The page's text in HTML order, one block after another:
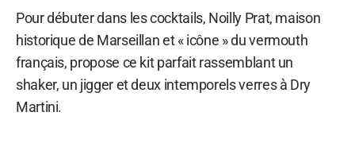
Pour débuter dans les cocktails, Noilly Prat, maison
historique de Marseillan et « icône » du vermouth
français, propose ce kit parfait rassemblant un
shaker, un jigger et deux intemporels verres à Dry
Martini.